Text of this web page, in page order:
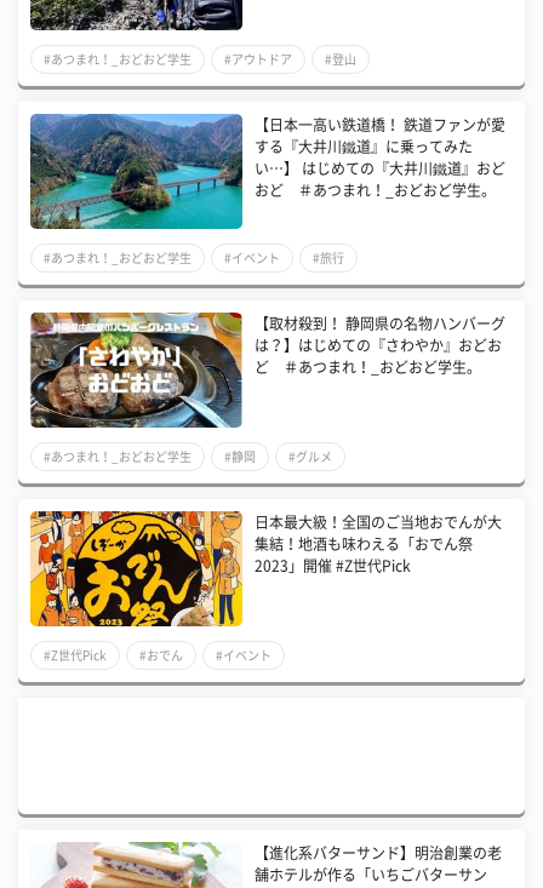
#あつまれ！_おどおど学生 #アウトドア #登山
【日本一高い鉄道橋！ 鉄道ファンが愛
する『大井川鐵道』に乗ってみた
い…】 はじめての『大井川鐵道』おど
おど ＃あつまれ！_おどおど学生。
#あつまれ！_おどおど学生 #イベント #旅行
【取材殺到！ 静岡県の名物ハンバーグ
は？】はじめての『さわやか』おどお
ど ＃あつまれ！_おどおど学生。
#あつまれ！_おどおど学生 #静岡 #グルメ
日本最大級！全国のご当地おでんが大
集結！地酒も味わえる「おでん祭
2023」開催 #Z世代Pick
#Z世代Pick #おでん #イベント
【進化系バターサンド】明治創業の老
舗ホテルが作る「いちごバターサン